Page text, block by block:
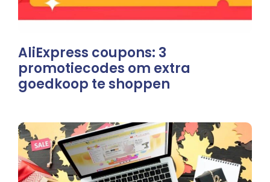
AliExpress coupons: 3
promotiecodes om extra
goedkoop te shoppen